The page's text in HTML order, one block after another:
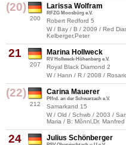
(20)
200
Larissa Wolfram
RFZG Moosbürg e.V.
Robert Redford 5
W / Bay / B / 2009 / Red
Kelberger,Peter
21
207
Marina Hollweck
RV Hollweck-Höhenberg e.V.
Royal Black Diamond 2
W / Hann / R / 2008 /
(22)
212
Carina Mauerer
Pffrd. an der Schwarzach e.V.
Samarkand 15
W / Old / Schwb / 2003 /
Maria / B: Mõnnl,Dr. Manfred
24 Julius Schönberger